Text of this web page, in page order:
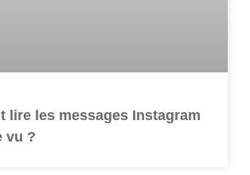
lire les messages Instagram
vu ?